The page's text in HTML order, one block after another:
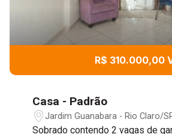
R$ 310.000,00
Casa - Padrão
Jardim Guanabara - Rio Claro/
Sobrado contendo 2 vagas de